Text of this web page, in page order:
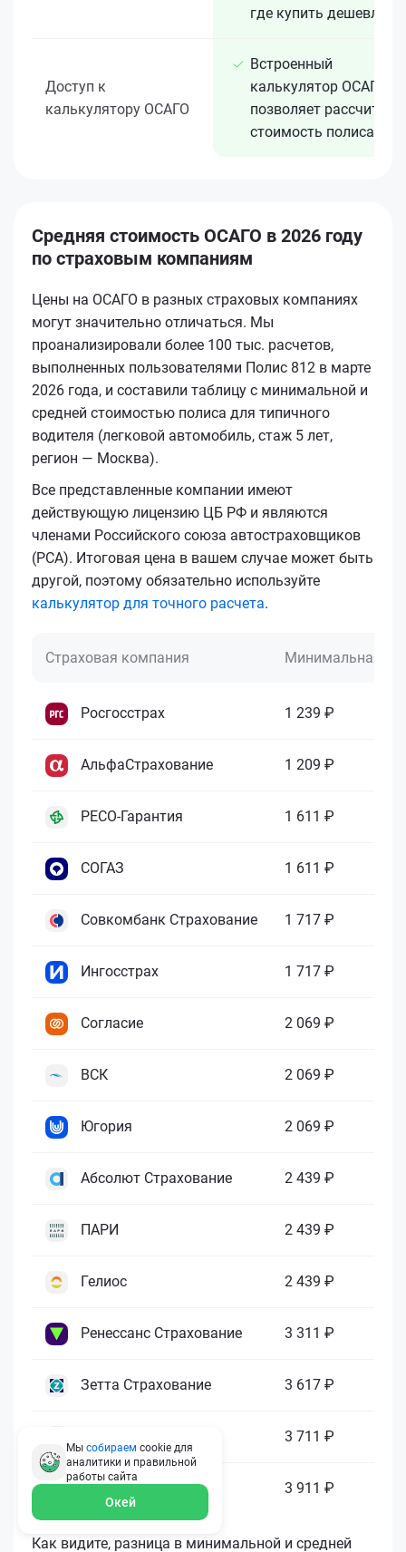
где купить дешевле
Доступ к
калькулятору ОСАГО
Встроенный
калькулятор ОСАГО
позволяет рассчитать
стоимость полиса
Средняя стоимость ОСАГО в 2026 году
по страховым компаниям
Цены на ОСАГО в разных страховых компаниях
могут значительно отличаться. Мы
проанализировали более 100 тыс. расчетов,
выполненных пользователями Полис 812 в марте
2026 года, и составили таблицу с минимальной и
средней стоимостью полиса для типичного
водителя (легковой автомобиль, стаж 5 лет,
регион — Москва).
Все представленные компании имеют
действующую лицензию ЦБ РФ и являются
членами Российского союза автостраховщиков
(РСА). Итоговая цена в вашем случае может быть
другой, поэтому обязательно используйте
калькулятор для точного расчета.
Страховая компания Минимальная
Росгосстрах 1 239 ₽
АльфаСтрахование 1 209 ₽
РЕСО-Гарантия 1 611 ₽
СОГАЗ 1 611 ₽
Совкомбанк Страхование 1 717 ₽
Ингосстрах 1 717 ₽
Согласие 2 069 ₽
ВСК 2 069 ₽
Югория 2 069 ₽
Абсолют Страхование 2 439 ₽
ПАРИ 2 439 ₽
Гелиос 2 439 ₽
Ренессанс Страхование 3 311 ₽
Зетта Страхование 3 617 ₽
3 711 ₽
МАКС 3 911 ₽
Как видите, разница в минимальной и средней
Мы собираем cookie для
аналитики и правильной
работы сайта
Окей